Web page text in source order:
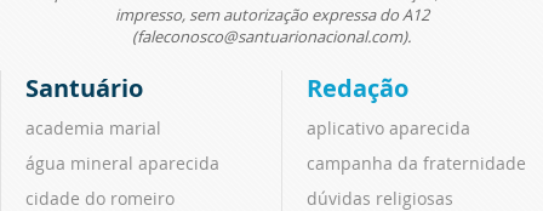
impresso, sem autorização expressa do A12
(faleconosco@santuarionacional.com).
Santuário
academia marial
água mineral aparecida
cidade do romeiro
Redação
aplicativo aparecida
campanha da fraternidade
dúvidas religiosas